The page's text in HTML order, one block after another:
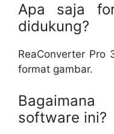
Apa saja
didukung?
ReaConverter Pro
format gambar.
software ini?